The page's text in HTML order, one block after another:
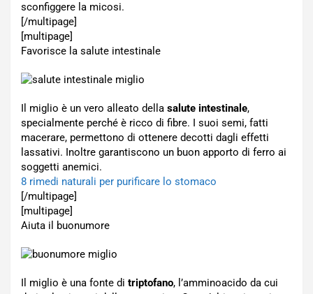
sconfiggere la micosi.
[/multipage]
[multipage]
Favorisce la salute intestinale
Il miglio è un vero alleato della salute intestinale,
specialmente perché è ricco di fibre. I suoi semi, fatti
macerare, permettono di ottenere decotti dagli effetti
lassativi. Inoltre garantiscono un buon apporto di ferro ai
soggetti anemici.
8 rimedi naturali per purificare lo stomaco
[/multipage]
[multipage]
Aiuta il buonumore
Il miglio è una fonte di triptofano, l’amminoacido da cui